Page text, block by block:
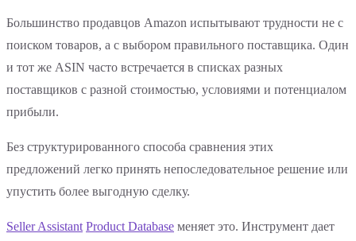
Большинство продавцов Amazon испытывают трудности не с
поиском товаров, а с выбором правильного поставщика. Один
и тот же ASIN часто встречается в списках разных
поставщиков с разной стоимостью, условиями и потенциалом
прибыли.
Без структурированного способа сравнения этих
предложений легко принять непоследовательное решение или
упустить более выгодную сделку.
Seller Assistant Product Database меняет это. Инструмент дает